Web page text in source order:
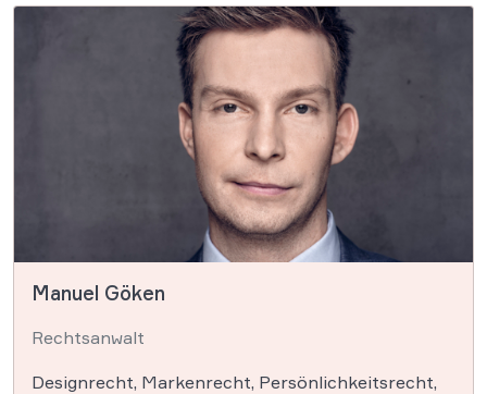
Manuel Göken
Rechtsanwalt
Designrecht, Markenrecht, Persönlichkeitsrecht,